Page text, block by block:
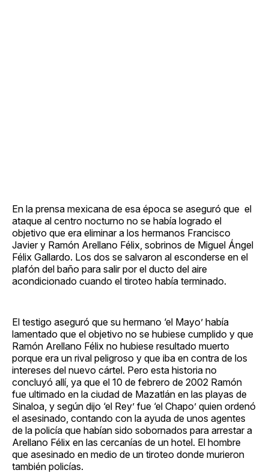
En la prensa mexicana de esa época se aseguró que el
ataque al centro nocturno no se había logrado el
objetivo que era eliminar a los hermanos Francisco
Javier y Ramón Arellano Félix, sobrinos de Miguel Ángel
Félix Gallardo. Los dos se salvaron al esconderse en el
plafón del baño para salir por el ducto del aire
acondicionado cuando el tiroteo había terminado.
El testigo aseguró que su hermano ‘el Mayo’ había
lamentado que el objetivo no se hubiese cumplido y que
Ramón Arellano Félix no hubiese resultado muerto
porque era un rival peligroso y que iba en contra de los
intereses del nuevo cártel. Pero esta historia no
concluyó allí, ya que el 10 de febrero de 2002 Ramón
fue ultimado en la ciudad de Mazatlán en las playas de
Sinaloa, y según dijo ‘el Rey’ fue ‘el Chapo’ quien ordenó
el asesinado, contando con la ayuda de unos agentes
de la policía que habían sido sobornados para arrestar a
Arellano Félix en las cercanías de un hotel. El hombre
que asesinado en medio de un tiroteo donde murieron
también policías.